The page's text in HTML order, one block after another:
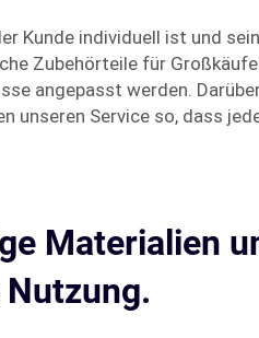
Kunde individuell ist und
Zubehörteile für
angepasst werden.
unseren Service so, dass
Materialien